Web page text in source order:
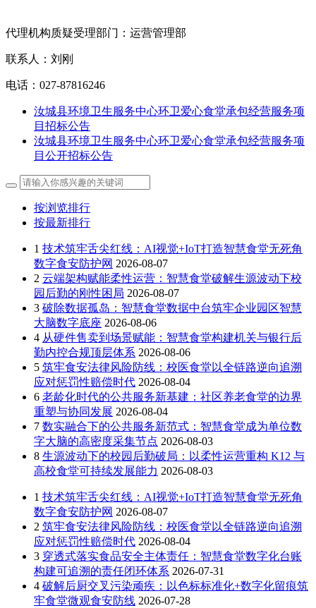
代理机构质疑受理部门：运营管理部
联系人：刘刚
电话：027-87816246
汝城县环境卫生服务中心环卫爱心食堂承包经营服务项
目招标公告
汝城县环境卫生服务中心环卫爱心食堂承包经营服务项
目公开招标公告
按浏览排行
按最新排行
1 技术筑牢舌尖红线：AI视觉+IoT打造智慧食堂无死角
数字食安防护网 2026-08-07
2 云端架构赋能柔性运营：智慧食堂破解生源波动下校
园后勤的刚性困局 2026-08-07
3 破除数据孤岛：智慧食堂数据中台筑牢企业园区智慧
大脑数字底座 2026-08-06
4 从硬件售卖到场景赋能：智慧食堂构建机关与银行后
勤内控合规顶层体系 2026-08-06
5 筑牢食安法律风险防线：校医食堂以全链路逆向追溯
应对惩罚性赔偿时代 2026-08-04
6 老龄化时代的公共服务新基建：社区养老食堂的边界
重塑与协同发展 2026-08-04
7 数实融合下的公共服务新范式：智慧食堂成为单位数
字大脑的高密度采集节点 2026-08-03
8 生源波动下的校园后勤破局：以柔性运营重构 K12 与
高校食堂可持续发展能力 2026-08-03
1 技术筑牢舌尖红线：AI视觉+IoT打造智慧食堂无死角
数字食安防护网 2026-08-07
2 筑牢食安法律风险防线：校医食堂以全链路逆向追溯
应对惩罚性赔偿时代 2026-08-04
3 穿透式落实食品安全主体责任：智慧食堂数字化台账
构建可追溯的责任闭环体系 2026-07-31
4 破解后厨交叉污染顽疾：以色标标准化+数字化留痕筑
牢食堂微观食安防线 2026-07-28